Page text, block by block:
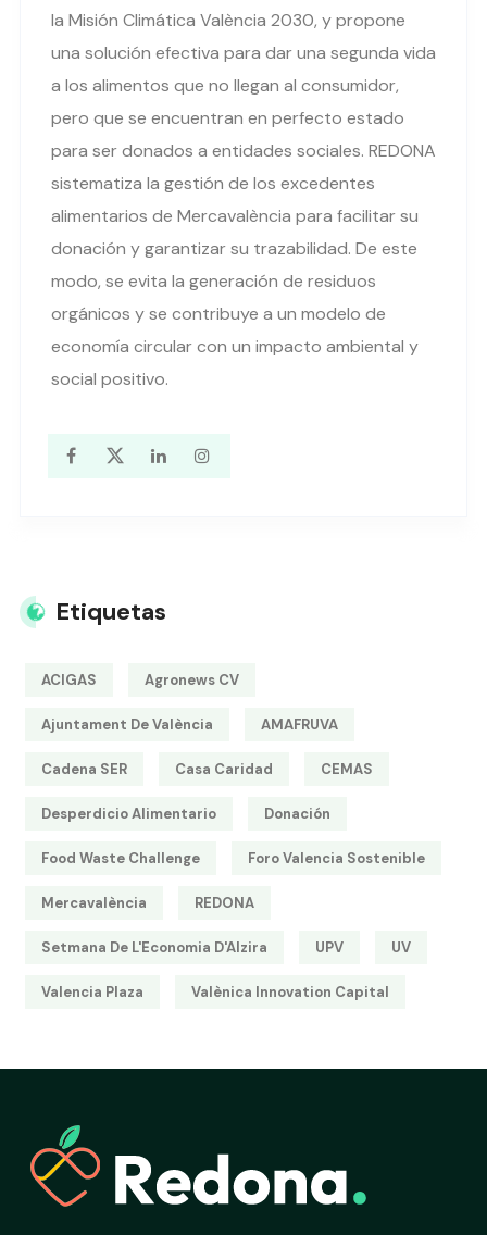
la Misión Climática València 2030, y propone
una solución efectiva para dar una segunda vida
a los alimentos que no llegan al consumidor,
pero que se encuentran en perfecto estado
para ser donados a entidades sociales. REDONA
sistematiza la gestión de los excedentes
alimentarios de Mercavalència para facilitar su
donación y garantizar su trazabilidad. De este
modo, se evita la generación de residuos
orgánicos y se contribuye a un modelo de
economía circular con un impacto ambiental y
social positivo.
Etiquetas
ACIGAS Agronews CV
Ajuntament De València AMAFRUVA
Cadena SER Casa Caridad CEMAS
Desperdicio Alimentario Donación
Food Waste Challenge Foro Valencia Sostenible
Mercavalència REDONA
Setmana De L'Economia D'Alzira UPV UV
Valencia Plaza Valènica Innovation Capital